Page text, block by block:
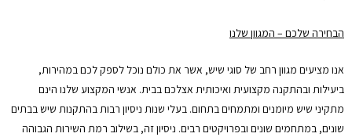
הבחירה שלכם – המגוון שלנו
אנו מציעים מגוון רחב של סוגי שיש, אשר את כולם נוכל לספק לכם במהירות,
ביעילות ובהתקנה מקצועית ואיכותית אצלכם בבית. אנשי המקצוע שלנו הינם
מתקיני שיש מיומנים ומתמחים בתחום. בעלי שנות ניסיון רבות בהתקנות שיש בבתים
שונים, במתחמים שונים ובפרויקטים רבים. ניסיון זה, בשילוב רמת השירות הגבוהה